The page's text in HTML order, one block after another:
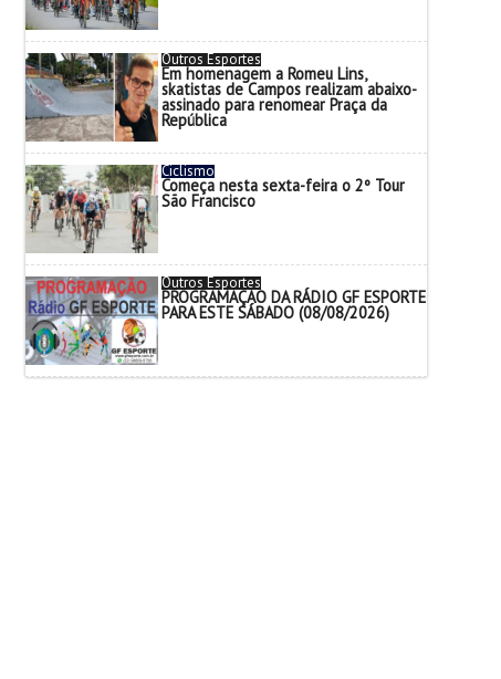
Outros Esportes
Em homenagem a Romeu Lins,
skatistas de Campos realizam abaixo-
assinado para renomear Praça da
República
Ciclismo
Começa nesta sexta-feira o 2º Tour
São Francisco
Outros Esportes
PROGRAMAÇÃO DA RÁDIO GF ESPORTE
PARA ESTE SÁBADO (08/08/2026)